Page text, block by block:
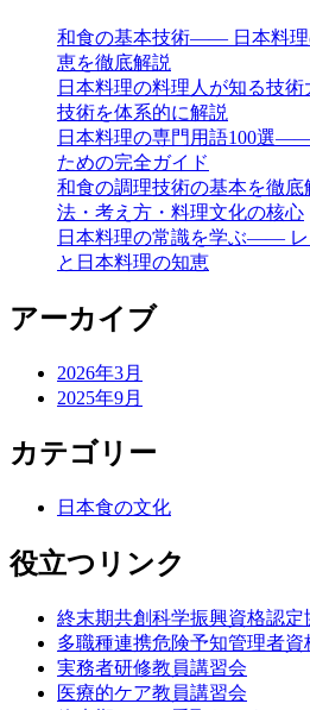
和食の基本技術―― 日本料理
恵を徹底解説
日本料理の料理人が知る技
技術を体系的に解説
日本料理の専門用語100選
ための完全ガイド
和食の調理技術の基本を徹
法・考え方・料理文化の核心
日本料理の常識を学ぶ―― レ
と日本料理の知恵
アーカイブ
2026年3月
2025年9月
カテゴリー
日本食の文化
役立つリンク
終末期共創科学振興資格認定
多職種連携危険予知管理者資
実務者研修教員講習会
医療的ケア教員講習会